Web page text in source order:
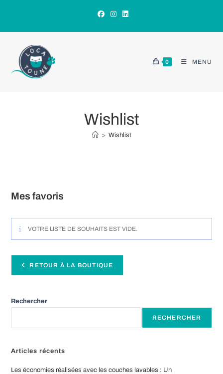
content
0 MENU
Wishlist
> Wishlist
Mes favoris
VOTRE LISTE DE SOUHAITS EST VIDE.
RETOUR À LA BOUTIQUE
Rechercher
RECHERCHER
Articles récents
Les économies réalisées avec les couches lavables : Un